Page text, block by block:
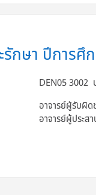
กษา ปีการศึ
DEN05 3002
อาจารย์ผู้รับผิด
อาจารย์ผู้ประสา